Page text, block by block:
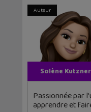
Auteur
Solène Kutzner
Passionnée par
apprendre et